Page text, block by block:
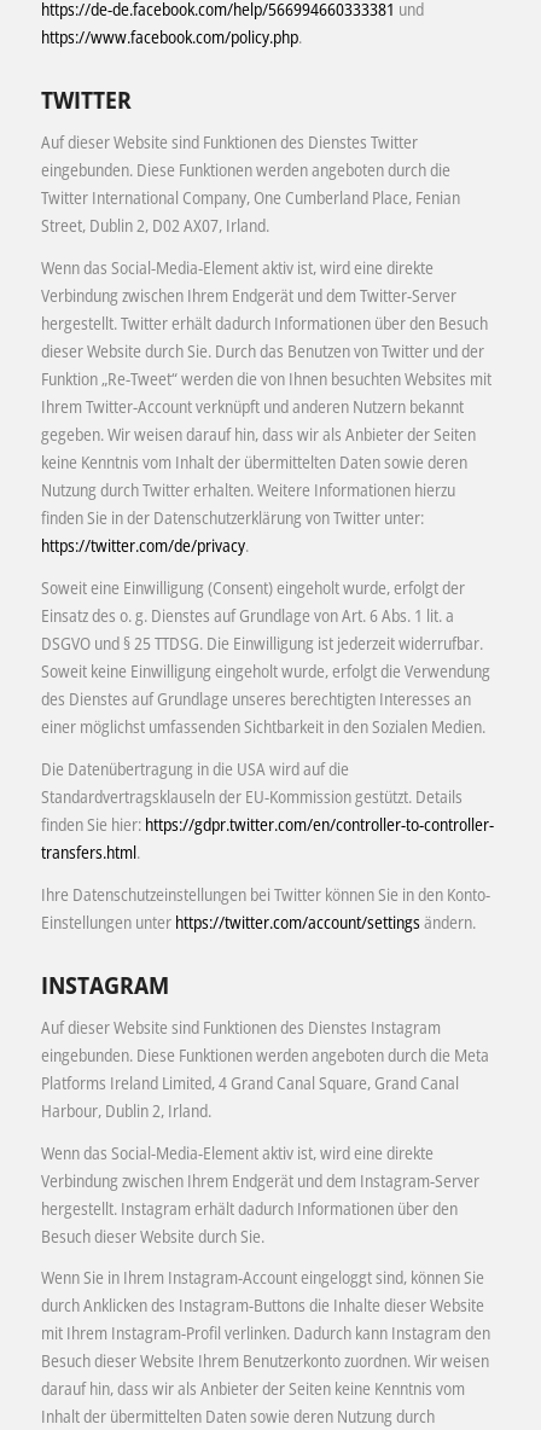
https://de-de.facebook.com/help/566994660333381 und
https://www.facebook.com/policy.php.
TWITTER
Auf dieser Website sind Funktionen des Dienstes Twitter
eingebunden. Diese Funktionen werden angeboten durch die
Twitter International Company, One Cumberland Place, Fenian
Street, Dublin 2, D02 AX07, Irland.
Wenn das Social-Media-Element aktiv ist, wird eine direkte
Verbindung zwischen Ihrem Endgerät und dem Twitter-Server
hergestellt. Twitter erhält dadurch Informationen über den Besuch
dieser Website durch Sie. Durch das Benutzen von Twitter und der
Funktion „Re-Tweet“ werden die von Ihnen besuchten Websites mit
Ihrem Twitter-Account verknüpft und anderen Nutzern bekannt
gegeben. Wir weisen darauf hin, dass wir als Anbieter der Seiten
keine Kenntnis vom Inhalt der übermittelten Daten sowie deren
Nutzung durch Twitter erhalten. Weitere Informationen hierzu
finden Sie in der Datenschutzerklärung von Twitter unter:
https://twitter.com/de/privacy.
Soweit eine Einwilligung (Consent) eingeholt wurde, erfolgt der
Einsatz des o. g. Dienstes auf Grundlage von Art. 6 Abs. 1 lit. a
DSGVO und § 25 TTDSG. Die Einwilligung ist jederzeit widerrufbar.
Soweit keine Einwilligung eingeholt wurde, erfolgt die Verwendung
des Dienstes auf Grundlage unseres berechtigten Interesses an
einer möglichst umfassenden Sichtbarkeit in den Sozialen Medien.
Die Datenübertragung in die USA wird auf die
Standardvertragsklauseln der EU-Kommission gestützt. Details
finden Sie hier: https://gdpr.twitter.com/en/controller-to-controller-
transfers.html.
Ihre Datenschutzeinstellungen bei Twitter können Sie in den Konto-
Einstellungen unter https://twitter.com/account/settings ändern.
INSTAGRAM
Auf dieser Website sind Funktionen des Dienstes Instagram
eingebunden. Diese Funktionen werden angeboten durch die Meta
Platforms Ireland Limited, 4 Grand Canal Square, Grand Canal
Harbour, Dublin 2, Irland.
Wenn das Social-Media-Element aktiv ist, wird eine direkte
Verbindung zwischen Ihrem Endgerät und dem Instagram-Server
hergestellt. Instagram erhält dadurch Informationen über den
Besuch dieser Website durch Sie.
Wenn Sie in Ihrem Instagram-Account eingeloggt sind, können Sie
durch Anklicken des Instagram-Buttons die Inhalte dieser Website
mit Ihrem Instagram-Profil verlinken. Dadurch kann Instagram den
Besuch dieser Website Ihrem Benutzerkonto zuordnen. Wir weisen
darauf hin, dass wir als Anbieter der Seiten keine Kenntnis vom
Inhalt der übermittelten Daten sowie deren Nutzung durch